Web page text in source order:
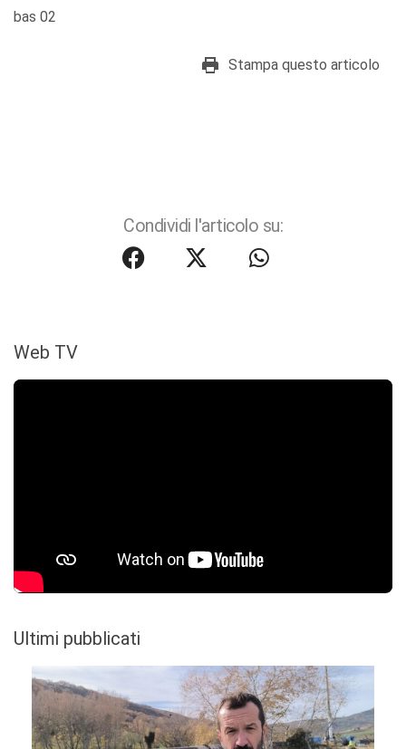
bas 02
Stampa questo articolo
Condividi l'articolo su:
Web TV
Ultimi pubblicati